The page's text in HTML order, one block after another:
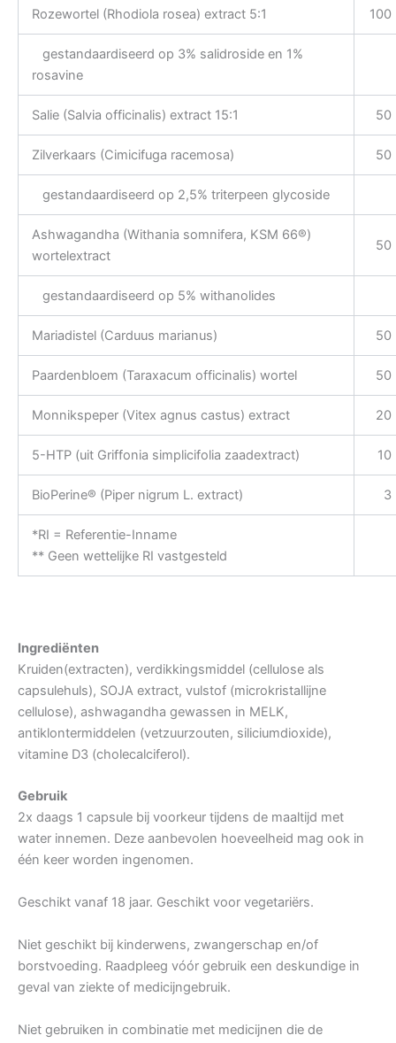
Rozewortel (Rhodiola rosea) extract 5:1 100
gestandaardiseerd op 3% salidroside en 1%
rosavine
Salie (Salvia officinalis) extract 15:1 50
Zilverkaars (Cimicifuga racemosa) 50
gestandaardiseerd op 2,5% triterpeen glycoside
Ashwagandha (Withania somnifera, KSM 66®)
wortelextract
50
gestandaardiseerd op 5% withanolides
Mariadistel (Carduus marianus) 50
Paardenbloem (Taraxacum officinalis) wortel 50
Monnikspeper (Vitex agnus castus) extract 20
5-HTP (uit Griffonia simplicifolia zaadextract) 10
BioPerine® (Piper nigrum L. extract) 3
*RI = Referentie-Inname
** Geen wettelijke RI vastgesteld
Ingrediënten
Kruiden(extracten), verdikkingsmiddel (cellulose als
capsulehuls), SOJA extract, vulstof (microkristallijne
cellulose), ashwagandha gewassen in MELK,
antiklontermiddelen (vetzuurzouten, siliciumdioxide),
vitamine D3 (cholecalciferol).
Gebruik
2x daags 1 capsule bij voorkeur tijdens de maaltijd met
water innemen. Deze aanbevolen hoeveelheid mag ook in
één keer worden ingenomen.
Geschikt vanaf 18 jaar. Geschikt voor vegetariërs.
Niet geschikt bij kinderwens, zwangerschap en/of
borstvoeding. Raadpleeg vóór gebruik een deskundige in
geval van ziekte of medicijngebruik.
Niet gebruiken in combinatie met medicijnen die de